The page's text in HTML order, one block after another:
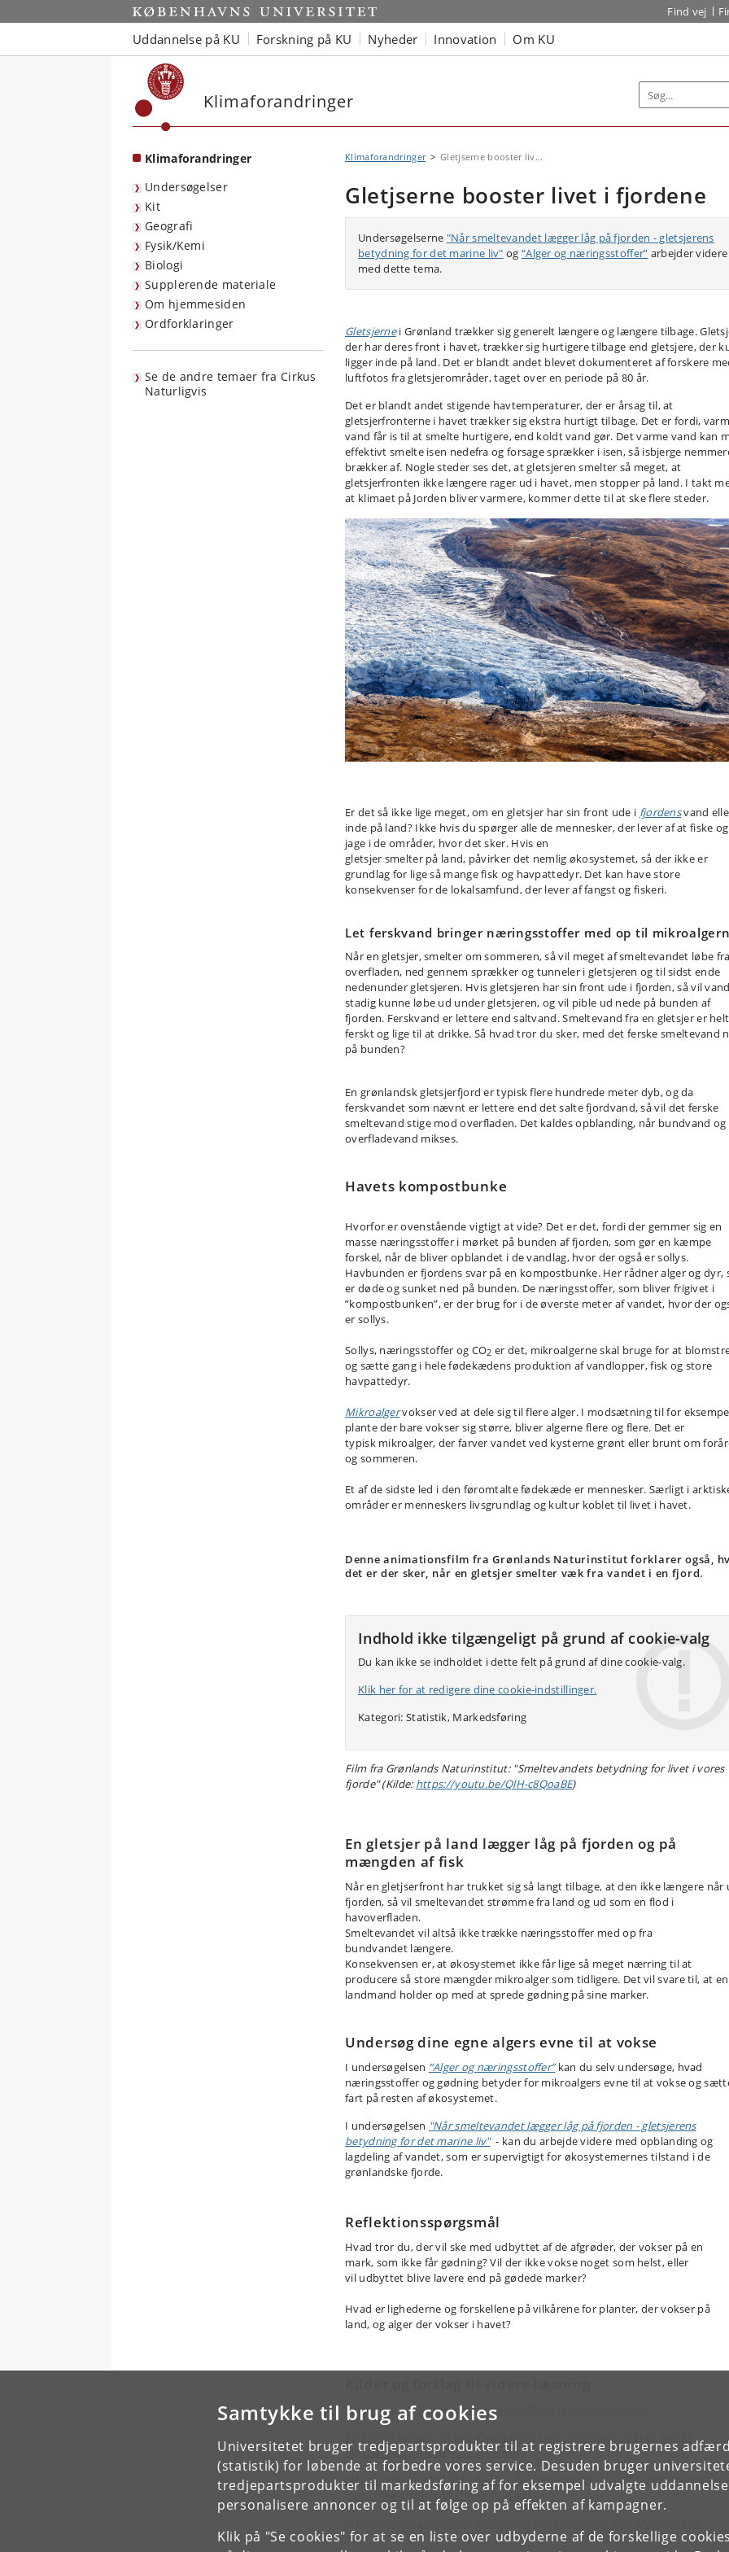
Samtykke til brug af cookies
Universitetet bruger tredjepartsprodukter til at registrere brugernes
(statistik) for løbende at forbedre vores service. Desuden bruger
tredjepartsprodukter til markedsføring af for eksempel udvalgte
personalisere annoncer og til at følge op på effekten af kampagner.
Klik på "Se cookies" for at se en liste over udbyderne af de forskellige
Start Find vej
Uddannelse på KU Forskning på KU Nyheder Innovation Om KU
Klimaforandringer
Klimaforandringer
Undersøgelser
Kit
Geografi
Fysik/Kemi
Biologi
Supplerende materiale
Om hjemmesiden
Ordforklaringer
Se de andre temaer fra Cirkus
Naturligvis
Klimaforandringer Gletjserne booster liv...
Gletjserne booster livet i fjordene
Undersøgelserne "Når smeltevandet lægger låg på fjorden - gletsjerens
betydning for det marine liv" og “Alger og næringsstoffer” arbejder videre
med dette tema.
Gletsjernei Grønland trækker sig generelt længere og længere tilbage.
der har deres front i havet, trækker sig hurtigere tilbage end gletsjere, der
ligger inde på land. Det er blandt andet blevet dokumenteret af forskere
luftfotos fra gletsjerområder, taget over en periode på 80 år.
Det er blandt andet stigende havtemperaturer, der er årsag til, at
gletsjerfronterne i havet trækker sig ekstra hurtigt tilbage. Det er fordi,
vand får is til at smelte hurtigere, end koldt vand gør. Det varme vand kan
effektivt smelte isen nedefra og forsage sprækker i isen, så isbjerge
brækker af. Nogle steder ses det, at gletsjeren smelter så meget, at
gletsjerfronten ikke længere rager ud i havet, men stopper på land. I takt
at klimaet på Jorden bliver varmere, kommer dette til at ske flere steder.
Er det så ikke lige meget,om en gletsjer har sin front ude i fjordensvand
inde på land? Ikke hvis du spørger alle de mennesker,der lever af at fiske og
jage i de områder, hvor det sker. Hvis en
gletsjer smelterpå land, påvirker det nemlig økosystemet, så der ikke er
grundlag for ligeså mange fisk og havpattedyr. Det kan have store
konsekvenser for de lokalsamfund, der lever af fangst og fiskeri.
Let ferskvand bringer næringsstoffer med op til
Når en gletsjer, smelter om sommeren, så vil meget af smeltevandet løbe fra
overfladen, ned gennem sprækker og tunneler i gletsjeren og til sidst ende
nedenunder gletsjeren. Hvis gletsjeren har sin front ude i fjorden, så vil
stadig kunne løbe ud under gletsjeren, og vil pible ud nede på bunden af
fjorden. Ferskvand er lettere end saltvand. Smeltevand fra en gletsjer er helt
ferskt og lige til at drikke. Så hvad tror du sker, med det ferske smeltevand
på bunden?
En grønlandskgletsjerfjord er typisk flere hundrede meter dyb, og da
ferskvandet som nævnt er lettere end det salte fjordvand, så vil det ferske
smeltevandstige mod overfladen. Det kaldesopblanding, når bundvand og
overfladevand mikses.
Havets kompostbunke
Hvorfor erovenstående vigtigt at vide? Det er det, fordi der gemmer sig en
masse næringsstoffer i mørket på bunden af fjorden, som gør en kæmpe
forskel, når de bliver opblandet i de vandlag, hvor der også er sollys.
Havbunden er fjordens svar på en kompostbunke. Her rådner alger og dyr,
er døde og sunket ned på bunden. De næringsstoffer, som bliver frigivet i
”kompostbunken”,er derbrug for i de øverste meter af vandet, hvor der
er sollys.
Sollys, næringsstoffer og CO2 er det, mikroalgerneskal bruge for at
og sætte gang i hele fødekædens produktion af vandlopper, fisk og store
havpattedyr.
Mikroalgervokser ved at dele sig til flere alger. I modsætning til for
planteder bare vokser sig større, bliver algerne flere og flere. Det er
typisk mikroalger, der farver vandet ved kysterne grønt eller brunt om
og sommeren.
Et af de sidste led i den føromtaltefødekæde er mennesker. Særligt i
områder er menneskers livsgrundlag og kultur koblet til livet i havet.
Denne animationsfilm fra Grønlands Naturinstitut forklarer også,
det er der sker, når en gletsjer smelter væk fra vandet i en fjord.
Indhold ikke tilgængeligt på grund af cookie-valg
Du kan ikke se indholdet i dette felt på grund af dine cookie-valg.
Klik her for at redigere dine cookie-indstillinger.
Kategori: Statistik, Markedsføring
Film fra Grønlands Naturinstitut: "Smeltevandets betydning for livet i vores
fjorde" (Kilde: https://youtu.be/QlH-c8QoaBE)
En gletsjer på land lægger låg på fjorden og på
mængden af fisk
Når engletjserfront har trukket sig så langt tilbage, at den ikke længere når
fjorden, så vil smeltevandet strømmefra land og ud som en flod i
havoverfladen.
Smeltevandet vilaltså ikke trække næringsstoffer med op fra
bundvandet længere.
Konsekvensen er,at økosystemet ikke får lige så meget nærring til at
producere så store mængder mikroalgersom tidligere. Det vil svare til, at en
landmand holder op med at sprede gødning på sine marker.
Undersøg dine egne algers evne til at vokse
I undersøgelsen “Alger og næringsstoffer”kan du selv undersøge, hvad
næringsstoffer og gødning betyder for mikroalgers evne til at vokse og
fart på resten af økosystemet.
I undersøgelsen "Når smeltevandet lægger låg på fjorden - gletsjerens
betydning for det marine liv"- kan du arbejde videre med opblanding og
lagdeling af vandet, som er supervigtigt for økosystemernes tilstand i de
grønlandske fjorde.
Reflektionsspørgsmål
Hvad tror du,der vil ske med udbyttet af de afgrøder, der vokser på en
mark, som ikke får gødning?Vil der ikke vokse noget som helst,eller
viludbyttet blive lavere end på gødede marker?
Hvad er lighederne og forskellene på vilkårenefor planter, der vokser på
land, og alger der vokser i havet?
Videnskab.dk: gamle luftfotos kan afsløre Grønlands fremtid
fluctuations in southeast Greenland
https://snm.ku.dk/SNMnyheder/alle_nyheder/2017/2017.12/groenlands-
gletschere-smelter-ekstremt-hurtigt/